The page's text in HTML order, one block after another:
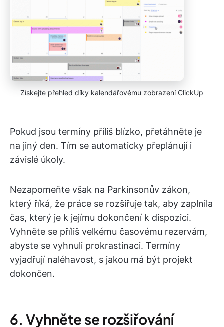
Získejte přehled díky kalendářovému zobrazení ClickUp
Pokud jsou termíny příliš blízko, přetáhněte je
na jiný den. Tím se automaticky přeplánují i
závislé úkoly.
Nezapomeňte však na Parkinsonův zákon,
který říká, že práce se rozšiřuje tak, aby zaplnila
čas, který je k jejímu dokončení k dispozici.
Vyhněte se příliš velkému časovému rezervám,
abyste se vyhnuli prokrastinaci. Termíny
vyjadřují naléhavost, s jakou má být projekt
dokončen.
6. Vyhněte se rozšiřování